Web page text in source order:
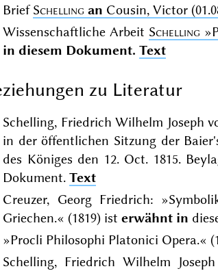
BriefSchelling an Cousin, Victor
Wissenschaftliche Arbeit Schelling
in diesem Dokument. Text
zu Literatur
Schelling, Friedrich Wilhelm Joseph
in der öffentlichen Sitzung der
des Königes den 12. Oct. 1815.
Dokument. Text
Creuzer, Georg Friedrich:
Griechen.« (1819) ist erwähnt in
»Procli Philosophi Platonici Opera.«
Schelling, Friedrich Wilhelm